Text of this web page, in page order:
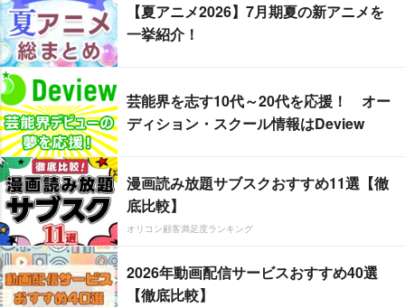
【夏アニメ2026】7月期夏の新アニメを
一挙紹介！
芸能界を志す10代～20代を応援！ オー
ディション・スクール情報はDeview
漫画読み放題サブスクおすすめ11選【徹
底比較】
オリコン顧客満足度ランキング
2026年動画配信サービスおすすめ40選
【徹底比較】